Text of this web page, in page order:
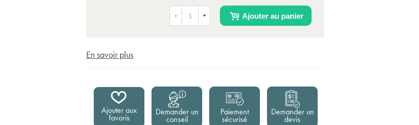
- + Ajouter au panier
En savoir plus
Ajouter aux
favoris
Demander un
conseil
Paiement
sécurisé
Demander un
devis